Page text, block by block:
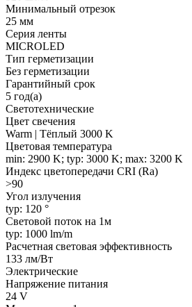
Минимальный отрезок
25 мм
Серия ленты
MICROLED
Тип герметизации
Без герметизации
Гарантийный срок
5 год(а)
Светотехнические
Цвет свечения
Warm | Тёплый 3000 K
Цветовая температура
min: 2900 K; typ: 3000 K; max: 3200 K
Индекс цветопередачи CRI (Ra)
>90
Угол излучения
typ: 120 °
Световой поток на 1м
typ: 1000 lm/m
Расчетная световая эффективность
133 лм/Вт
Электрические
Напряжение питания
24 V